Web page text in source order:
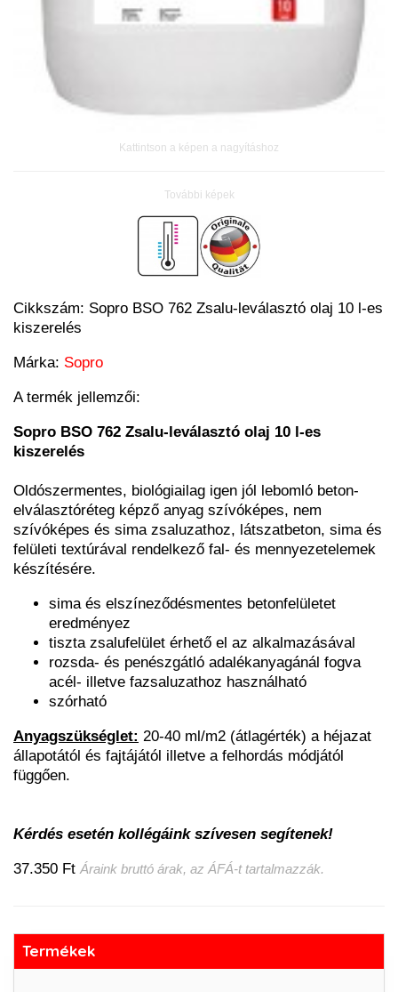
Kattintson a képen a nagyításhoz
További képek
Cikkszám: Sopro BSO 762 Zsalu-leválasztó olaj 10 l-es
kiszerelés
Márka: Sopro
A termék jellemzői:
Sopro BSO 762 Zsalu-leválasztó olaj 10 l-es
kiszerelés
Oldószermentes, biológiailag igen jól lebomló beton-
elválasztóréteg képző anyag szívóképes, nem
szívóképes és sima zsaluzathoz, látszatbeton, sima és
felületi textúrával rendelkező fal- és mennyezetelemek
készítésére.
sima és elszíneződésmentes betonfelületet
eredményez
tiszta zsalufelület érhető el az alkalmazásával
rozsda- és penészgátló adalékanyagánál fogva
acél- illetve fazsaluzathoz használható
szórható
Anyagszükséglet: 20-40 ml/m2 (átlagérték) a héjazat
állapotától és fajtájától illetve a felhordás módjától
függően.
Kérdés esetén kollégáink szívesen segítenek!
37.350 Ft Áraink bruttó árak, az ÁFÁ-t tartalmazzák.
Termékek